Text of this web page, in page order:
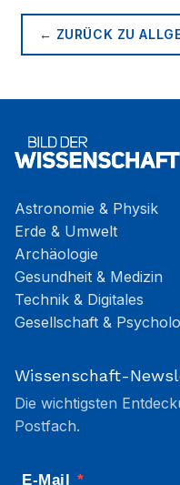
← ZURÜCK ZU
Astronomie & Physik
Erde & Umwelt
Archäologie
Gesundheit & Medizin
Technik & Digitales
Gesellschaft &
Wissenschaft-
Die wichtigsten
Postfach.